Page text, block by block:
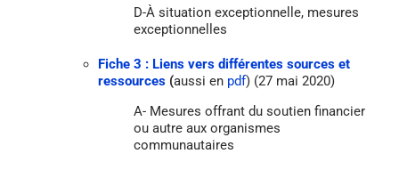
D-À situation exceptionnelle, mesures
exceptionnelles
Fiche 3 : Liens vers différentes sources et
ressources (aussi en pdf) (27 mai 2020)
A- Mesures offrant du soutien financier
ou autre aux organismes
communautaires